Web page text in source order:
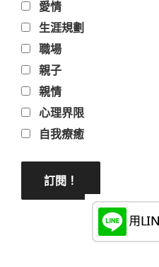
愛情
生涯規劃
職場
親子
親情
心理界限
自我療癒